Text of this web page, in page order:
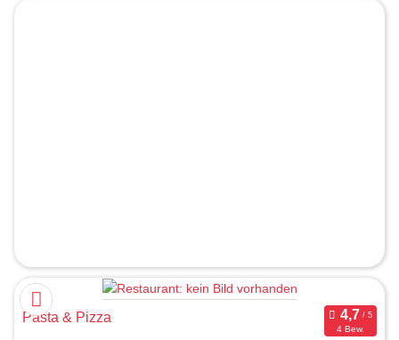
Pasta & Pizza
4 Bew.